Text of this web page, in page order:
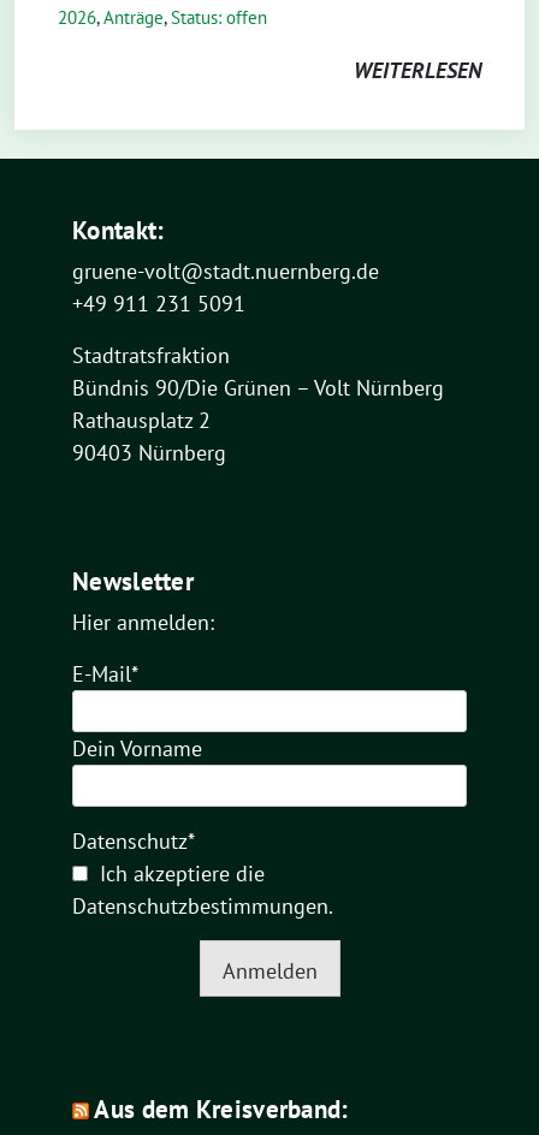
2026,Anträge,Status: offen
WEITERLESEN
Kontakt:
gruene-volt@stadt.nuernberg.de
+49 911 231 5091
Stadtratsfraktion
Bündnis 90/Die Grünen – Volt Nürnberg
Rathausplatz 2
90403 Nürnberg
Newsletter
Hier anmelden:
E-Mail*
Dein Vorname
Datenschutz*
Ich akzeptiere die
Datenschutzbestimmungen.
Anmelden
Aus dem Kreisverband: